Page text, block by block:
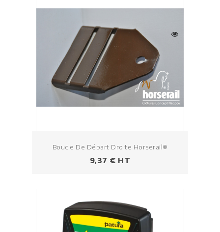
Boucle De Départ Droite Horserail®
Prix
9,37 € HT